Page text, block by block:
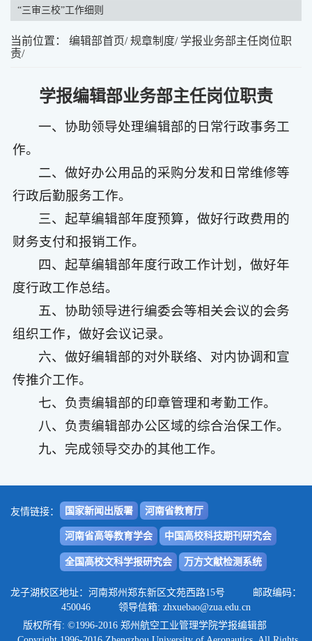
“三审三校”工作细则
当前位置： 编辑部首页/ 规章制度/ 学报业务部主任岗位职
责/
学报编辑部业务部主任岗位职责
一、协助领导处理编辑部的日常行政事务工
作。
二、做好办公用品的采购分发和日常维修等
行政后勤服务工作。
三、起草编辑部年度预算，做好行政费用的
财务支付和报销工作。
四、起草编辑部年度行政工作计划，做好年
度行政工作总结。
五、协助领导进行编委会等相关会议的会务
组织工作，做好会议记录。
六、做好编辑部的对外联络、对内协调和宣
传推介工作。
七、负责编辑部的印章管理和考勤工作。
八、负责编辑部办公区域的综合治保工作。
九、完成领导交办的其他工作。
友情链接： 国家新闻出版署 河南省教育厅
河南省高等教育学会 中国高校科技期刊研究会
全国高校文科学报研究会 万方文献检测系统
龙子湖校区地址：河南郑州郑东新区文苑西路15号 邮政编码：
450046 领导信箱: zhxuebao@zua.edu.cn
版权所有: ©1996-2016 郑州航空工业管理学院学报编辑部